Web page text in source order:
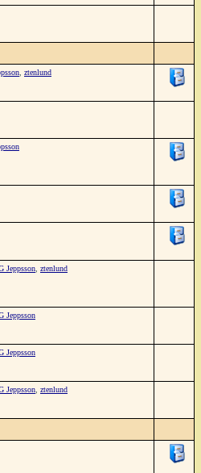
ztenlund
Jeppsson ztenlund
Jeppsson
Jeppsson
Jeppsson ztenlund